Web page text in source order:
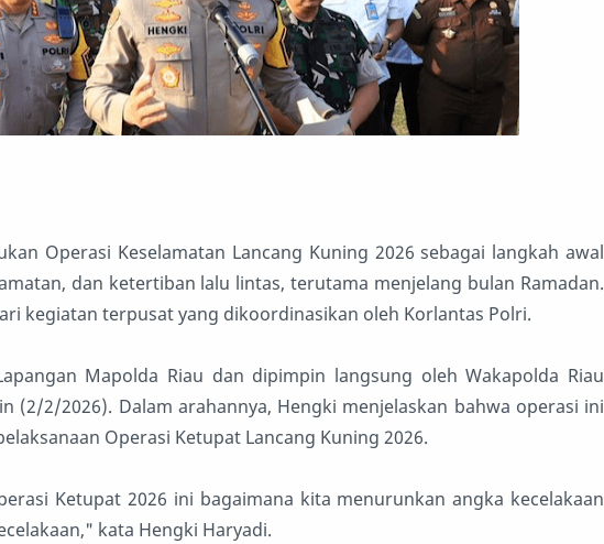
Operasi Keselamatan Lancang Kuning 2026 sebagai langkah awal
dan ketertiban lalu lintas, terutama menjelang bulan Ramadan.
kegiatan terpusat yang dikoordinasikan oleh Korlantas Polri.
Mapolda Riau dan dipimpin langsung oleh Wakapolda Riau
(2/2/2026). Dalam arahannya, Hengki menjelaskan bahwa operasi ini
Operasi Ketupat Lancang Kuning 2026.
Ketupat 2026 ini bagaimana kita menurunkan angka kecelakaan
kata Hengki Haryadi.